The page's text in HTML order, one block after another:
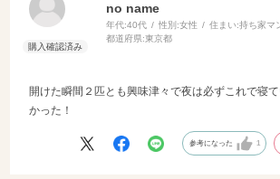
no name
年代:40代 性別:女性 住まい:持ち家マ
都道府県:東京都
開けた瞬間２匹とも興味津々で夜は必ずこれで寝
かった！
参考になった 1